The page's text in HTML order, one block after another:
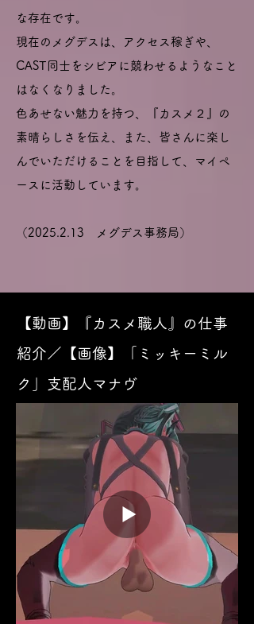
な存在です。
現在のメグデスは、アクセス稼ぎや、
CAST同士をシビアに競わせるようなこと
はなくなりました。
色あせない魅力を持つ、『カスメ２』の
素晴らしさを伝え、また、皆さんに楽し
んでいただけることを目指して、マイペ
ースに活動しています。
（2025.2.13 メグデス事務局）
【動画】『カスメ職人』の仕事
紹介／【画像】「ミッキーミル
ク」支配人マナヴ